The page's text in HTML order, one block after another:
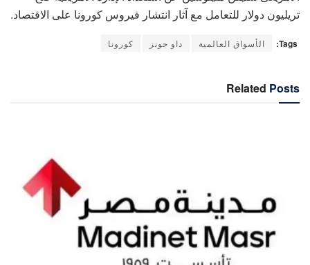
تريليون دولار للتعامل مع آثار انتشار فيروس كورونا على الاقتصاد.
Tags: الأسواق العالمية داو جونز كورونا
Related Posts